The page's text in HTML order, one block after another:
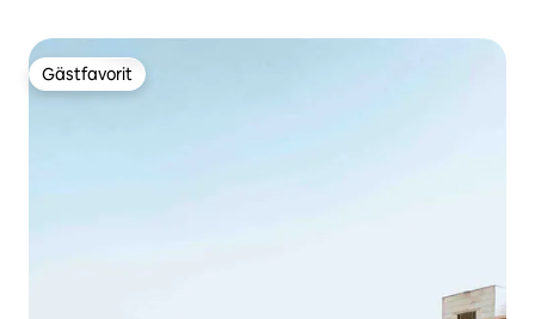
Gästfavorit
Gästfavorit